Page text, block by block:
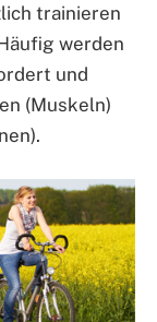
trainieren
werden
und
(Muskeln)